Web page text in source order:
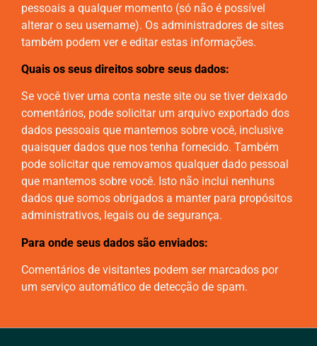
pessoais a qualquer momento (só não é possível
alterar o seu username). Os administradores de sites
também podem ver e editar estas informações.
Quais os seus direitos sobre seus dados:
Se você tiver uma conta neste site ou se tiver deixado
comentários, pode solicitar um arquivo exportado dos
dados pessoais que mantemos sobre você, inclusive
quaisquer dados que nos tenha fornecido. Também
pode solicitar que removamos qualquer dado pessoal
que mantemos sobre você. Isto não inclui nenhuns
dados que somos obrigados a manter para propósitos
administrativos, legais ou de segurança.
Para onde seus dados são enviados:
Comentários de visitantes podem ser marcados por
um serviço automático de detecção de spam.